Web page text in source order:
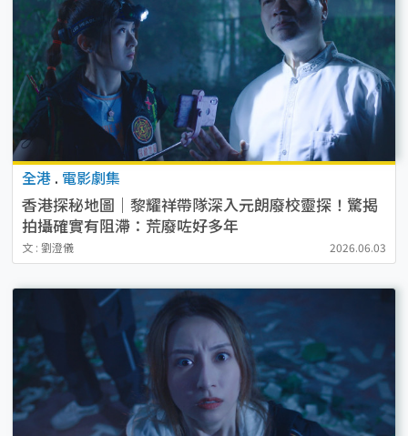
全港 . 電影劇集
香港探秘地圖｜黎耀祥帶隊深入元朗廢校靈探！驚揭
拍攝確實有阻滯：荒廢咗好多年
文 : 劉澄儀 2026.06.03